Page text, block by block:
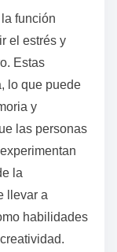
función
el estrés y
Estas
lo que puede
y
las personas
la
llevar a
habilidades